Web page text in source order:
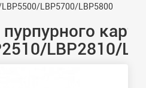
LBP5700/LBP5800
LBP2810/